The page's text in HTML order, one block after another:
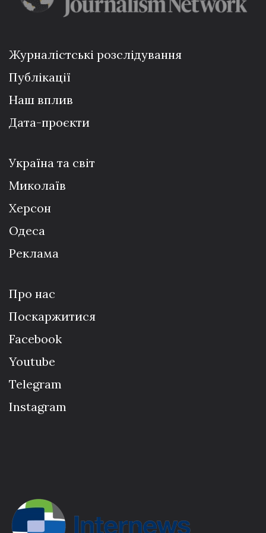
Журналістські розслідування
Публікації
Наш вплив
Дата-проєкти
Україна та світ
Миколаїв
Херсон
Одеса
Реклама
Про нас
Поскаржитися
Facebook
Youtube
Telegram
Instagram